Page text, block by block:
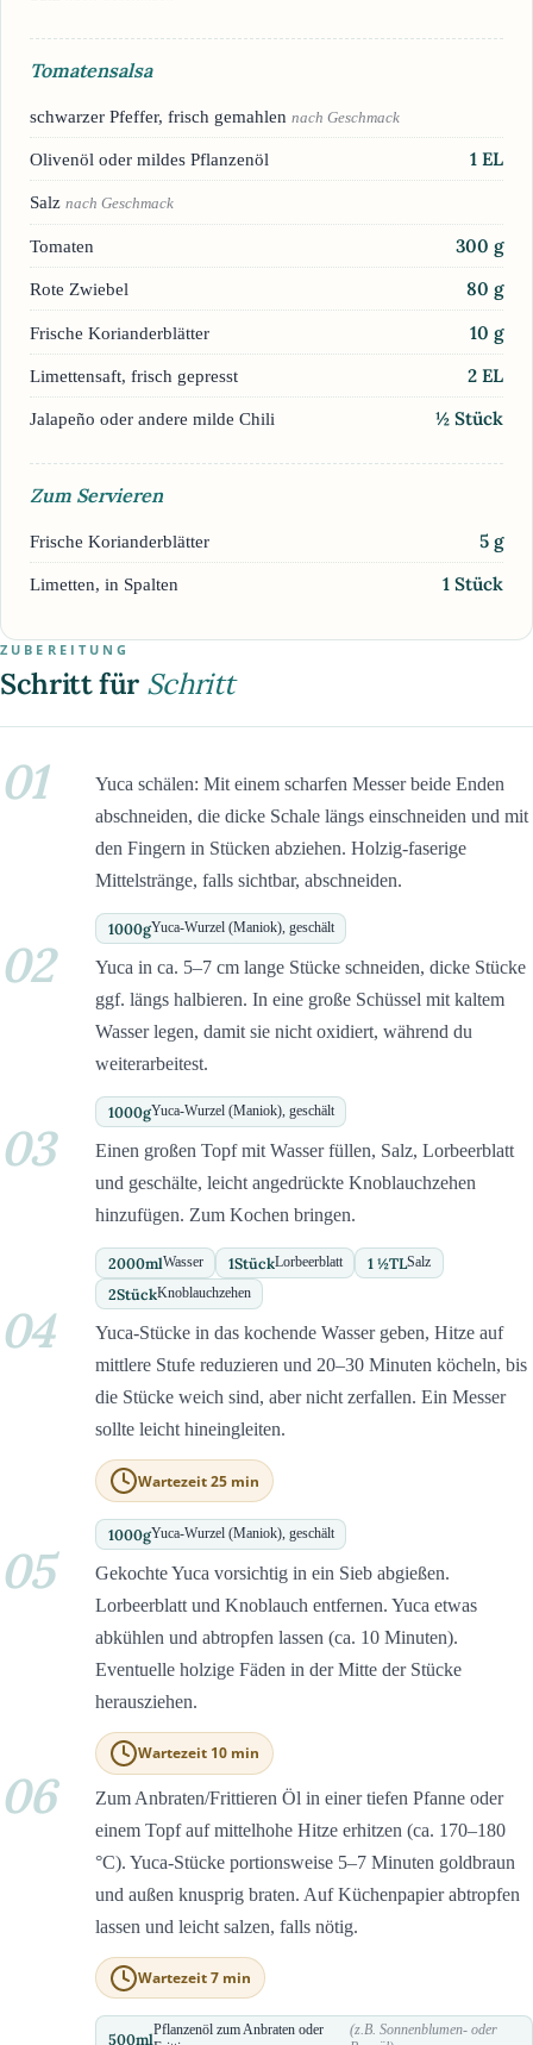
Tomatensalsa
schwarzer Pfeffer, frisch gemahlen nach Geschmack
Olivenöl oder mildes Pflanzenöl 1 EL
Salz nach Geschmack
Tomaten 300 g
Rote Zwiebel 80 g
Frische Korianderblätter 10 g
Limettensaft, frisch gepresst 2 EL
Jalapeño oder andere milde Chili ½ Stück
Zum Servieren
Frische Korianderblätter 5 g
Limetten, in Spalten 1 Stück
ZUBEREITUNG
Schritt für Schritt
01
Yuca schälen: Mit einem scharfen Messer beide Enden
abschneiden, die dicke Schale längs einschneiden und mit
den Fingern in Stücken abziehen. Holzig-faserige
Mittelstränge, falls sichtbar, abschneiden.
1000gYuca-Wurzel (Maniok), geschält
02
Yuca in ca. 5–7 cm lange Stücke schneiden, dicke Stücke
ggf. längs halbieren. In eine große Schüssel mit kaltem
Wasser legen, damit sie nicht oxidiert, während du
weiterarbeitest.
1000gYuca-Wurzel (Maniok), geschält
03
Einen großen Topf mit Wasser füllen, Salz, Lorbeerblatt
und geschälte, leicht angedrückte Knoblauchzehen
hinzufügen. Zum Kochen bringen.
2000mlWasser 1StückLorbeerblatt 1 ½TLSalz
2StückKnoblauchzehen
04
Yuca-Stücke in das kochende Wasser geben, Hitze auf
mittlere Stufe reduzieren und 20–30 Minuten köcheln, bis
die Stücke weich sind, aber nicht zerfallen. Ein Messer
sollte leicht hineingleiten.
Wartezeit 25 min
1000gYuca-Wurzel (Maniok), geschält
05
Gekochte Yuca vorsichtig in ein Sieb abgießen.
Lorbeerblatt und Knoblauch entfernen. Yuca etwas
abkühlen und abtropfen lassen (ca. 10 Minuten).
Eventuelle holzige Fäden in der Mitte der Stücke
herausziehen.
Wartezeit 10 min
06
Zum Anbraten/Frittieren Öl in einer tiefen Pfanne oder
einem Topf auf mittelhohe Hitze erhitzen (ca. 170–180
°C). Yuca-Stücke portionsweise 5–7 Minuten goldbraun
und außen knusprig braten. Auf Küchenpapier abtropfen
lassen und leicht salzen, falls nötig.
Wartezeit 7 min
500mlPflanzenöl zum Anbraten oder
(z.B. Sonnenblumen- oder